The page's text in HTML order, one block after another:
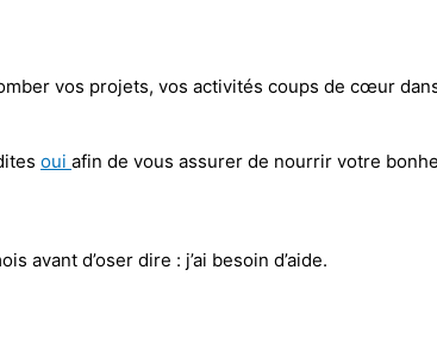
vos projets, vos activités coups de cœur
oui afin de vous assurer de nourrir votre
avant d’oser dire : j’ai besoin d’aide.